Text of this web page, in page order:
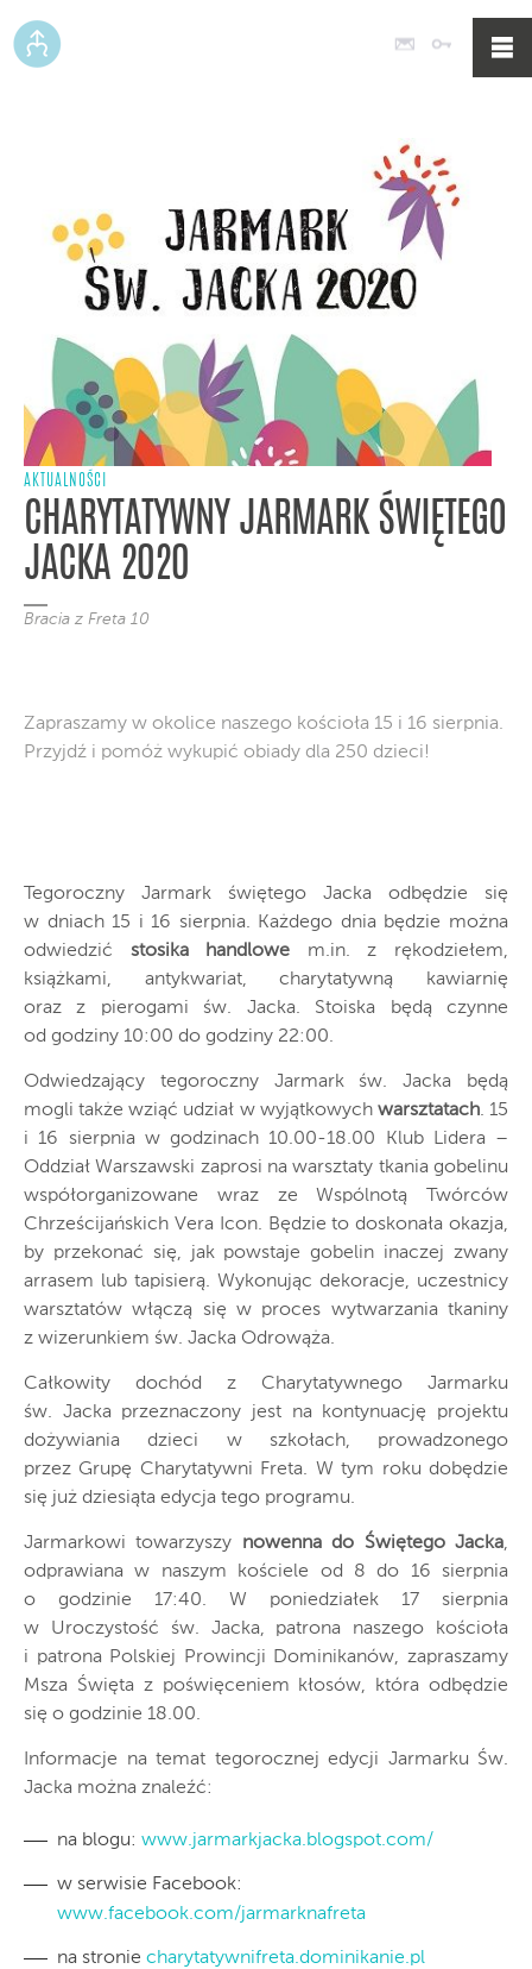
Poczta
AKTUALNOŚCI
CHARYTATYWNY JARMARK ŚWIĘTEGO
JACKA 2020
Bracia z Freta 10
Zapraszamy w okolice naszego kościoła 15 i 16 sierpnia.
Przyjdź i pomóż wykupić obiady dla 250 dzieci!
Tegoroczny Jarmark świętego Jacka odbędzie się
w dniach 15 i 16 sierpnia. Każdego dnia będzie można
odwiedzić stosika handlowe m.in. z rękodziełem,
książkami, antykwariat, charytatywną kawiarnię
oraz z pierogami św. Jacka. Stoiska będą czynne
od godziny 10:00 do godziny 22:00.
Odwiedzający tegoroczny Jarmark św. Jacka będą
mogli także wziąć udział w wyjątkowych warsztatach. 15
i 16 sierpnia w godzinach 10.00-18.00 Klub Lidera –
Oddział Warszawski zaprosi na warsztaty tkania gobelinu
współorganizowane wraz ze Wspólnotą Twórców
Chrześcijańskich Vera Icon. Będzie to doskonała okazja,
by przekonać się, jak powstaje gobelin inaczej zwany
arrasem lub tapisierą. Wykonując dekoracje, uczestnicy
warsztatów włączą się w proces wytwarzania tkaniny
z wizerunkiem św. Jacka Odrowąża.
Całkowity dochód z Charytatywnego Jarmarku
św. Jacka przeznaczony jest na kontynuację projektu
dożywiania dzieci w szkołach, prowadzonego
przez Grupę Charytatywni Freta. W tym roku dobędzie
się już dziesiąta edycja tego programu.
Jarmarkowi towarzyszy nowenna do Świętego Jacka,
odprawiana w naszym kościele od 8 do 16 sierpnia
o godzinie 17:40. W poniedziałek 17 sierpnia
w Uroczystość św. Jacka, patrona naszego kościoła
i patrona Polskiej Prowincji Dominikanów, zapraszamy
Msza Święta z poświęceniem kłosów, która odbędzie
się o godzinie 18.00.
Informacje na temat tegorocznej edycji Jarmarku Św.
Jacka można znaleźć:
na blogu: www.jarmarkjacka.blogspot.com/
w serwisie Facebook:
www.facebook.com/jarmarknafreta
na stronie charytatywnifreta.dominikanie.pl